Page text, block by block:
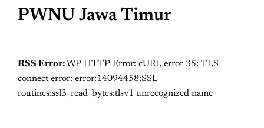
PWNU Jawa Timur
RSS Error: WP HTTP Error: cURL error 35: TLS
connect error: error:14094458:SSL
routines:ssl3_read_bytes:tlsv1 unrecognized name